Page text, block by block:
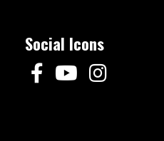
Social Icons